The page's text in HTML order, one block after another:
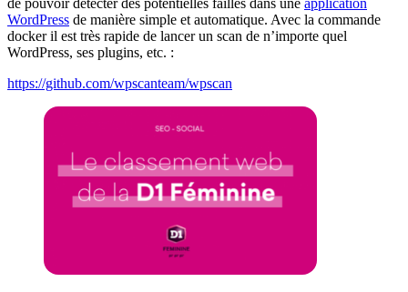
de pouvoir détecter des potentielles failles dans une application
WordPress de manière simple et automatique. Avec la commande
docker il est très rapide de lancer un scan de n’importe quel
WordPress, ses plugins, etc. :
https://github.com/wpscanteam/wpscan